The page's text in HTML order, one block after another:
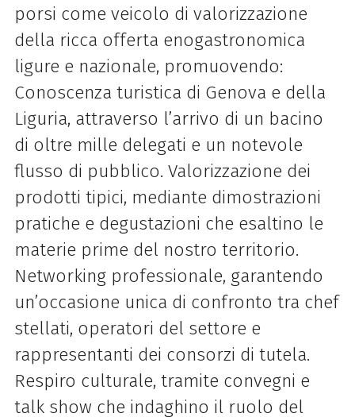
porsi come veicolo di valorizzazione
della ricca offerta enogastronomica
ligure e nazionale, promuovendo:
Conoscenza turistica di Genova e della
Liguria, attraverso l’arrivo di un bacino
di oltre mille delegati e un notevole
flusso di pubblico. Valorizzazione dei
prodotti tipici, mediante dimostrazioni
pratiche e degustazioni che esaltino le
materie prime del nostro territorio.
Networking professionale, garantendo
un’occasione unica di confronto tra chef
stellati, operatori del settore e
rappresentanti dei consorzi di tutela.
Respiro culturale, tramite convegni e
talk show che indaghino il ruolo del